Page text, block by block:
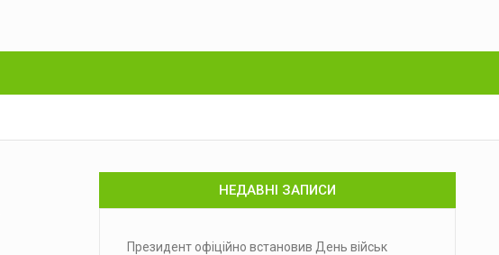
НЕДАВНІ ЗАПИСИ
Президент офіційно встановив День військ